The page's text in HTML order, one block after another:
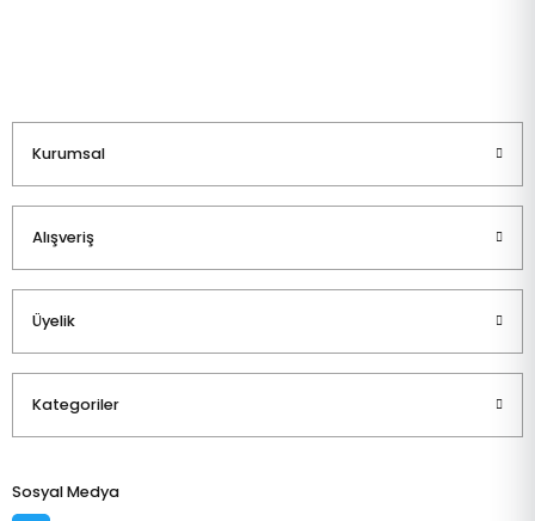
Kurumsal
Alışveriş
Üyelik
Kategoriler
Sosyal Medya